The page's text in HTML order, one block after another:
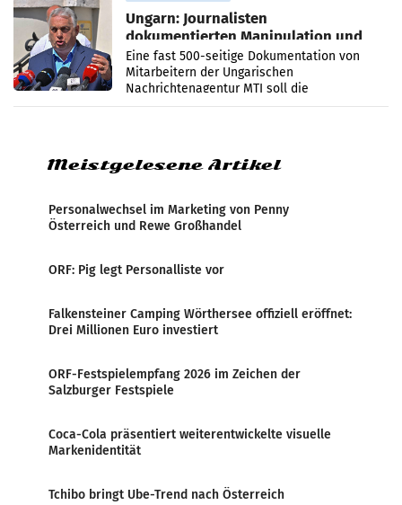
Ungarn: Journalisten
dokumentierten Manipulation und
Zensur
Eine fast 500-seitige Dokumentation von
Mitarbeitern der Ungarischen
Nachrichtenagentur MTI soll die
systematische Nachrichten-Manipulation und
Meistgelesene Artikel
Personalwechsel im Marketing von Penny
Österreich und Rewe Großhandel
ORF: Pig legt Personalliste vor
Falkensteiner Camping Wörthersee offiziell eröffnet:
Drei Millionen Euro investiert
ORF-Festspielempfang 2026 im Zeichen der
Salzburger Festspiele
Coca-Cola präsentiert weiterentwickelte visuelle
Markenidentität
Tchibo bringt Ube-Trend nach Österreich